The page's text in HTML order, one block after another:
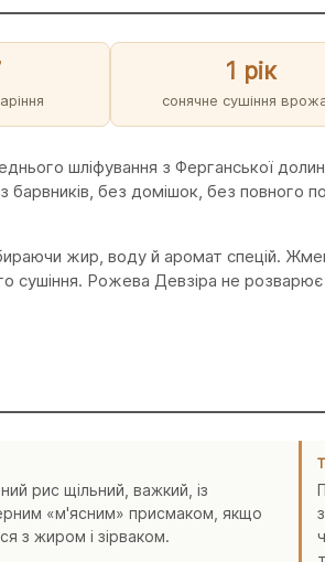
1 рік
сонячне сушіння
шліфування з Ферганської
без домішок, без повного
жир, воду й аромат спецій.
сушіння. Рожева Девзіра не
рис щільний, важкий, із
«м'ясним» присмаком, якщо
з жиром і зірваком.